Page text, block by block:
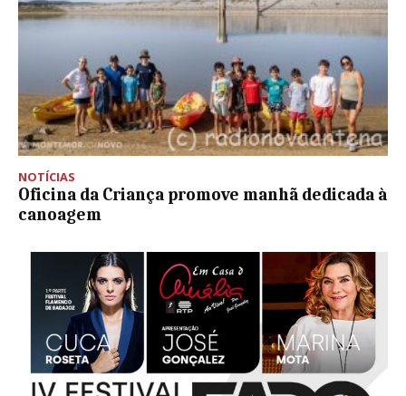
NOTÍCIAS
Oficina da Criança promove manhã dedicada à
canoagem